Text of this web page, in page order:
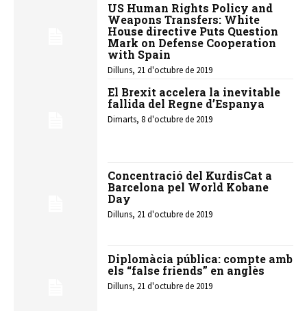
US Human Rights Policy and
Weapons Transfers: White
House directive Puts Question
Mark on Defense Cooperation
with Spain
Dilluns, 21 d'octubre de 2019
El Brexit accelera la inevitable
fallida del Regne d’Espanya
Dimarts, 8 d'octubre de 2019
Concentració del KurdisCat a
Barcelona pel World Kobane
Day
Dilluns, 21 d'octubre de 2019
Diplomàcia pública: compte amb
els “false friends” en anglès
Dilluns, 21 d'octubre de 2019